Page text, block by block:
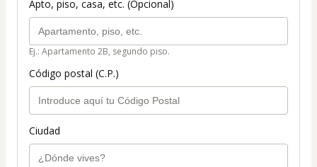
Apto, piso, casa, etc. (Opcional)
Ej.: Apartamento 2B, segundo piso.
Código postal (C.P.)
Ciudad